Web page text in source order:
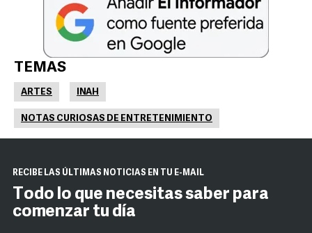
TEMAS
ARTES INAH
NOTAS CURIOSAS DE ENTRETENIMIENTO
RECIBE LAS ÚLTIMAS NOTICIAS EN TU E-MAIL
Todo lo que necesitas saber para
comenzar tu día